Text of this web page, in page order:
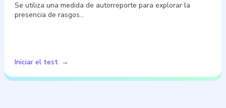
Se utiliza una medida de autorreporte para explorar la
presencia de rasgos…
Iniciar el test